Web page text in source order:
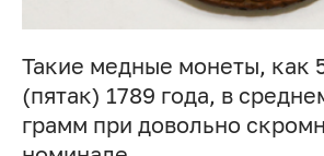
Такие медные монеты, как
(пятак) 1789 года, в
грамм при довольно